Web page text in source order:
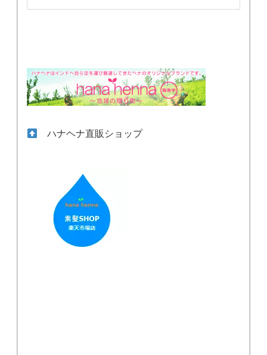
ハナヘナ直販ショップ